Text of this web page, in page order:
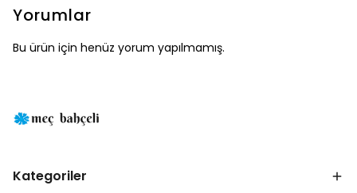
Yorumlar
Bu ürün için henüz yorum yapılmamış.
Kategoriler